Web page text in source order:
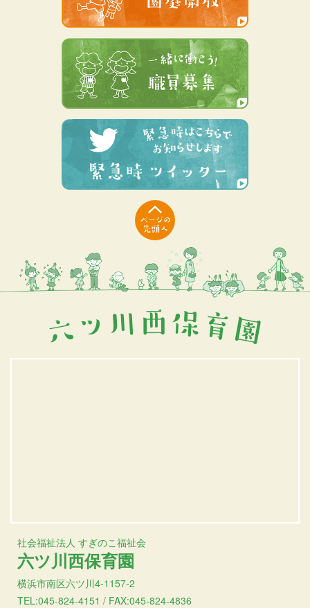
社会福祉法人 すぎのこ福祉会
六ツ川西保育園
横浜市南区六ツ川4-1157-2
TEL:045-824-4151 / FAX:045-824-4836